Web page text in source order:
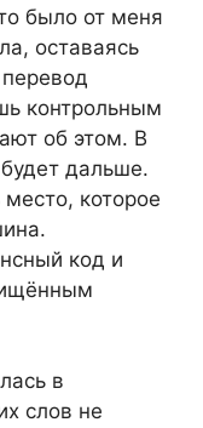
было от меня
оставаясь
контрольным
об этом. В
дальше.
которое
код и
в
слов не